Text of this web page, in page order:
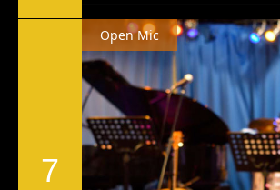
7
Open Mic